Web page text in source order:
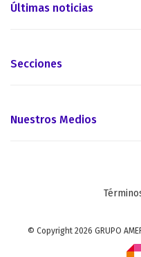
Últimas noticias
Secciones
Nuestros Medios
© Copyright 2026 GRUPO